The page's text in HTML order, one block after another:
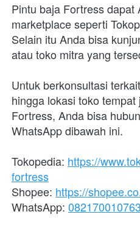
Pintu baja Fortress dapat
marketplace seperti
Selain itu Anda bisa
atau toko mitra yang
Untuk berkonsultasi
hingga lokasi toko
Fortress, Anda bisa
WhatsApp dibawah ini.
Tokopedia: https://
fortress
Shopee: https://
WhatsApp: 082170010763